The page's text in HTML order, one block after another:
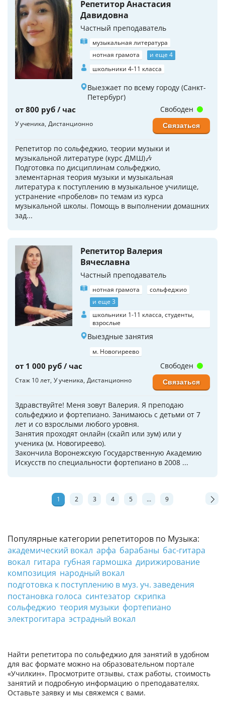
Найти репетитора по сольфеджио для занятий в удобном
для вас формате можно на образовательном портале
«Училкин». Просмотрите отзывы, стаж работы, стоимость
занятий и подробную информацию о преподавателях.
Оставьте заявку и мы свяжемся с вами.
Популярные категории репетиторов по Музыка:
академический вокал арфа барабаны бас-гитара
вокал гитара губная гармошка дирижирование
композиция народный вокал
подготовка к поступлению в муз. уч. заведения
постановка голоса синтезатор скрипка
сольфеджио теория музыки фортепиано
электрогитара эстрадный вокал
Репетитор Анастасия
Давидовна
Частный преподаватель
музыкальная литература
нотная грамота
и еще 4
школьники 4-11 класса
Выезжает по всему городу (Санкт-
Петербург)
от 800 руб / час
У ученика Дистанционно
Репетитор по сольфеджио, теории музыки и
музыкальной литературе (курс ДМШ)🎶
Подготовка по дисциплинам сольфеджио,
элементарная теория музыки и музыкальная
литература к поступлению в музыкальное училище,
устранение «пробелов» по темам из курса
музыкальной школы. Помощь в выполнении домашних
зад...
Свободен
Связаться
Репетитор Валерия
Вячеславна
Частный преподаватель
нотная грамота
сольфеджио
и еще 3
школьники 1-11 класса, студенты,
взрослые
Выездные занятия
м. Новогиреево
от 1 000 руб / час
Стаж 10 лет У ученика Дистанционно
Здравствуйте! Меня зовут Валерия. Я преподаю
сольфеджио и фортепиано. Занимаюсь с детьми от 7
лет и со взрослыми любого уровня.
Занятия проходят онлайн (скайп или зум) или у
ученика (м. Новогиреево).
Закончила Воронежскую Государственную Академию
Искусств по специальности фортепиано в 2008 ...
Свободен
Связаться
1 2 3 4 5 ... 9